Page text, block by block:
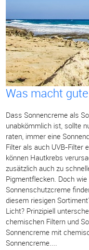
Was macht
Dass Sonnencreme als
unabkömmlich ist, sollte
raten, immer eine
Filter als auch UVB-Filter
können Hautkrebs
zusätzlich auch zu
Pigmentflecken. Doch
Sonnenschutzcreme
diesem riesigen
Licht? Prinzipiell
chemischen Filtern und
Sonnencreme mit
Sonnencreme....